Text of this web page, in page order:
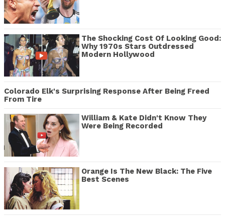
The Shocking Cost Of Looking Good:
Why 1970s Stars Outdressed
Modern Hollywood
Colorado Elk's Surprising Response After Being Freed
From Tire
William & Kate Didn't Know They
Were Being Recorded
Orange Is The New Black: The Five
Best Scenes